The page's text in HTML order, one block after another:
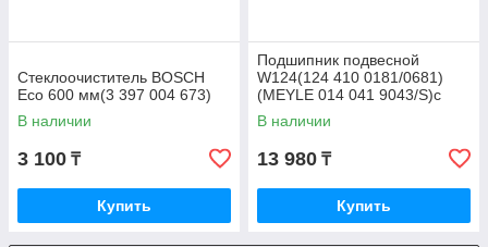
Стеклоочиститель BOSCH
Eco 600 мм(3 397 004 673)
В наличии
3 100 ₸
Купить
Подшипник подвесной
W124(124 410 0181/0681)
(MEYLE 014 041 9043/S)с
подшипником
В наличии
13 980 ₸
Купить